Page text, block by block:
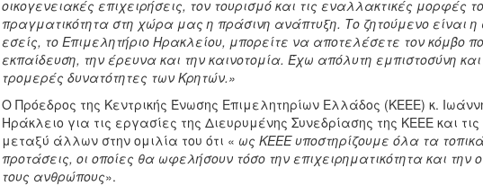
οικογενειακές επιχειρήσεις, τον τουρισμό και τις εναλλακτικές μορφές
πραγματικότητα στη χώρα μας η πράσινη ανάπτυξη. Το ζητούμενο είναι
εσείς, το Επιμελητήριο Ηρακλείου, μπορείτε να αποτελέσετε τον κόμβο
εκπαίδευση, την έρευνα και την καινοτομία. Έχω απόλυτη εμπιστοσύνη και
τρομερές δυνατότητες των Κρητών.»
Ο Πρόεδρος της Κεντρικής Ένωσης Επιμελητηρίων Ελλάδος (ΚΕΕΕ) κ.
Ηράκλειο για τις εργασίες της Διευρυμένης Συνεδρίασης της ΚΕΕΕ και
μεταξύ άλλων στην ομιλία του ότι « ως ΚΕΕΕ υποστηρίζουμε όλα τα
προτάσεις, οι οποίες θα ωφελήσουν τόσο την επιχειρηματικότητα και την
τους ανθρώπους».